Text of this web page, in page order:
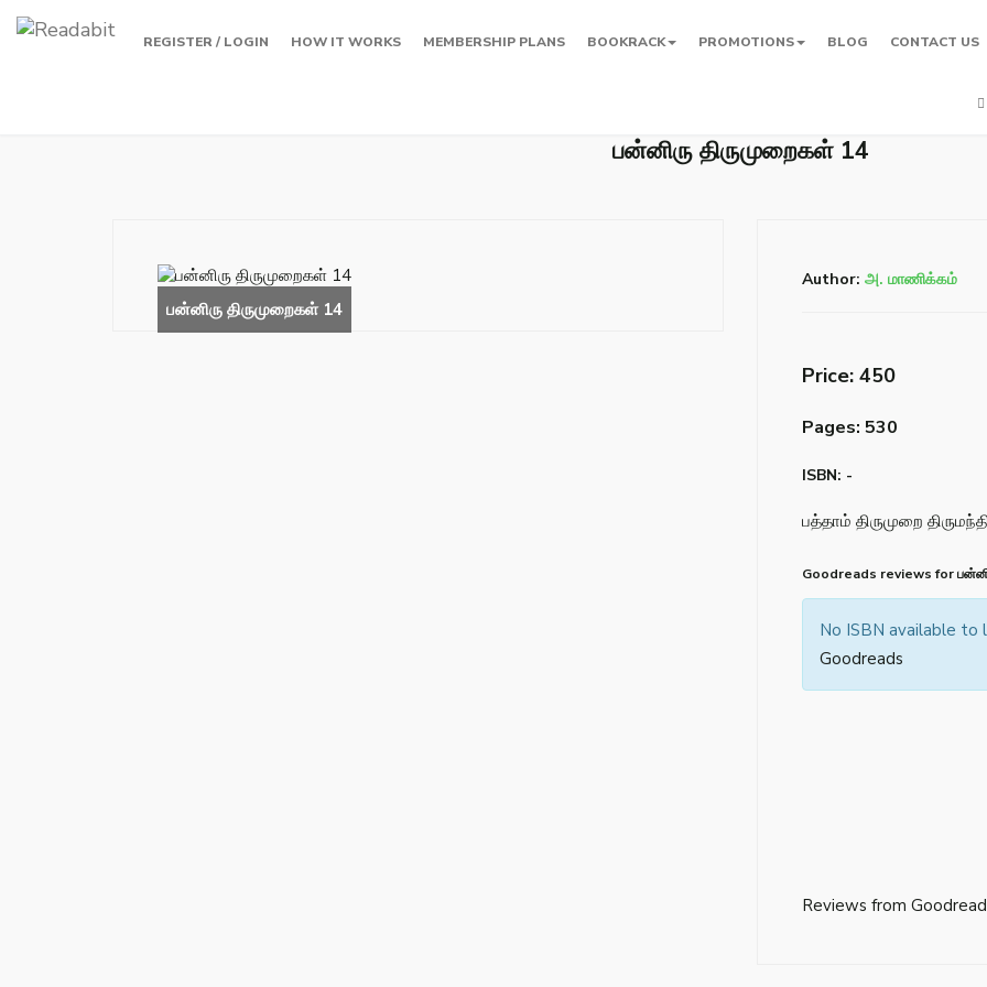
REGISTER / LOGIN HOW IT WORKS MEMBERSHIP PLANS BOOKRACK PROMOTIONS BLOG CONTACT US
பன்னிரு திருமுறைகள் 14
Author: அ. மாணிக்கம்
Price: ₹450
Pages: 530
ISBN: -
பத்தாம் திருமுறை
Goodreads reviews for
No ISBN available to
Goodreads
Reviews from